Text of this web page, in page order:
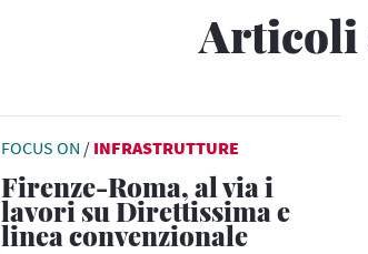
Articoli
FOCUS ON / INFRASTRUTTURE
Firenze-Roma, al via i
lavori su Direttissima e
linea convenzionale